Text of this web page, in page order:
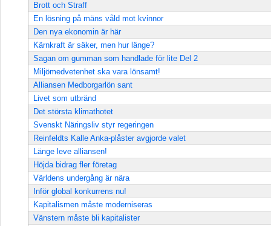
Brott och Straff
En lösning på mäns våld mot kvinnor
Den nya ekonomin är här
Kärnkraft är säker, men hur länge?
Sagan om gumman som handlade för lite Del 2
Miljömedvetenhet ska vara lönsamt!
Alliansen Medborgarlön sant
Livet som utbränd
Det största klimathotet
Svenskt Näringsliv styr regeringen
Reinfeldts Kalle Anka-plåster avgjorde valet
Länge leve alliansen!
Höjda bidrag fler företag
Världens undergång är nära
Inför global konkurrens nu!
Kapitalismen måste moderniseras
Vänstern måste bli kapitalister